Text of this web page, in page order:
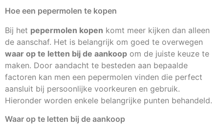
Hoe een pepermolen te kopen
Bij het pepermolen kopen komt meer kijken dan alleen
de aanschaf. Het is belangrijk om goed te overwegen
waar op te letten bij de aankoop om de juiste keuze te
maken. Door aandacht te besteden aan bepaalde
factoren kan men een pepermolen vinden die perfect
aansluit bij persoonlijke voorkeuren en gebruik.
Hieronder worden enkele belangrijke punten behandeld.
Waar op te letten bij de aankoop